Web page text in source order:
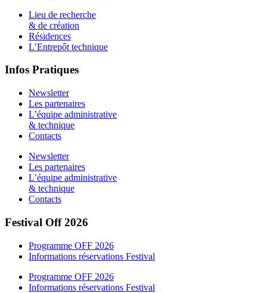
Lieu de recherche
& de création
Résidences
L’Entrepôt technique
Infos Pratiques
Newsletter
Les partenaires
L’équipe administrative
& technique
Contacts
Newsletter
Les partenaires
L’équipe administrative
& technique
Contacts
Festival Off 2026
Programme OFF 2026
Informations réservations Festival
Programme OFF 2026
Informations réservations Festival